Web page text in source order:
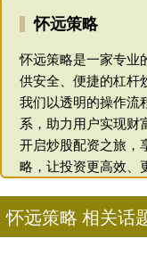
怀远策略
怀远策略是一家专业
供安全、便捷的杠杆
我们以透明的操作流
系，助力用户实现财
开启炒股配资之旅，
略，让投资更高效、
怀远策略 相关话